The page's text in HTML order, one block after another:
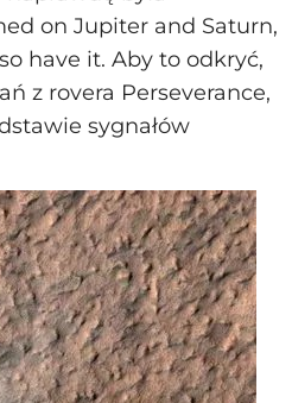
on Jupiter and Saturn,
have it. Aby to odkryć,
z rovera Perseverance,
sygnałów